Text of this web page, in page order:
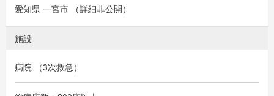
愛知県 一宮市 （詳細非公開）
施設
病院 （3次救急）